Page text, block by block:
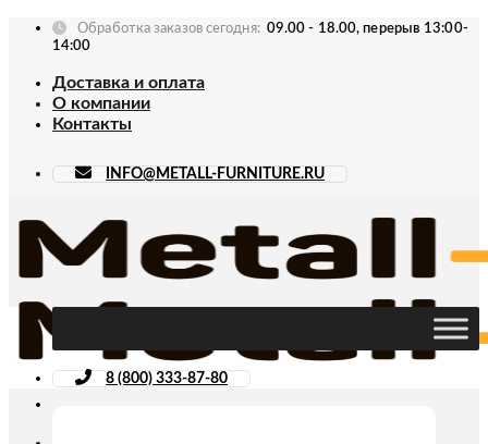
Skip
Обработка заказов сегодня: 09.00 - 18.00, перерыв 13:00-
14:00
Доставка и оплата
О компании
Контакты
INFO@METALL-FURNITURE.RU
8 (800) 333-87-80